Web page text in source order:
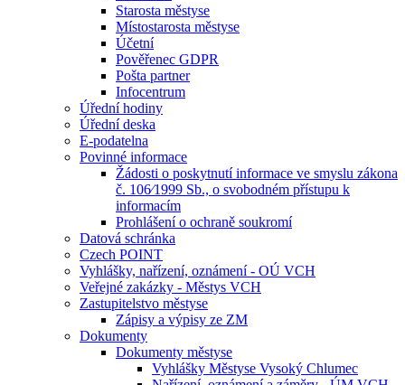
Starosta městyse
Místostarosta městyse
Účetní
Pověřenec GDPR
Pošta partner
Infocentrum
Úřední hodiny
Úřední deska
E-podatelna
Povinné informace
Žádosti o poskytnutí informace ve smyslu zákona
č. 106⁄1999 Sb., o svobodném přístupu k
informacím
Prohlášení o ochraně soukromí
Datová schránka
Czech POINT
Vyhlášky, nařízení, oznámení - OÚ VCH
Veřejné zakázky - Městys VCH
Zastupitelstvo městyse
Zápisy a výpisy ze ZM
Dokumenty
Dokumenty městyse
Vyhlášky Městyse Vysoký Chlumec